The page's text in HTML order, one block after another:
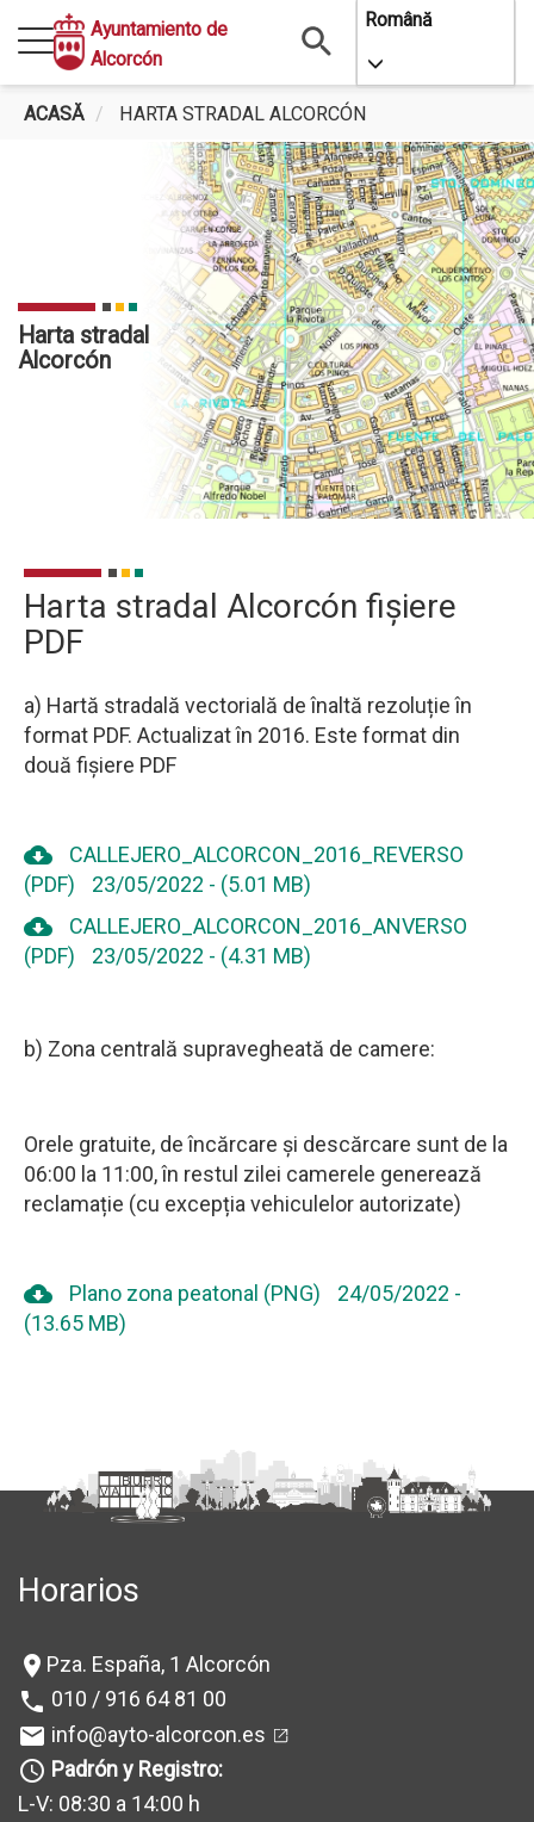
conţinutul
principal
Ayuntamiento de
Alcorcón
Română
Toggle
ACASĂ HARTA STRADAL ALCORCÓN
Harta stradal
Alcorcón
Harta stradal Alcorcón fișiere
PDF
a) Hartă stradală vectorială de înaltă rezoluție în
format PDF. Actualizat în 2016. Este format din
două fișiere PDF
cloud_download
CALLEJERO_ALCORCON_2016_REVERSO
(PDF)
23/05/2022 - (5.01 MB)
cloud_download
CALLEJERO_ALCORCON_2016_ANVERSO
(PDF)
23/05/2022 - (4.31 MB)
b) Zona centrală supravegheată de camere:
Orele gratuite, de încărcare și descărcare sunt de la
06:00 la 11:00, în restul zilei camerele generează
reclamație (cu excepția vehiculelor autorizate)
cloud_download Plano zona peatonal (PNG) 24/05/2022 -
(13.65 MB)
Horarios
location_on Pza. España, 1 Alcorcón
phone 010 / 916 64 81 00
mail info@ayto-alcorcon.es
query_builder Padrón y Registro:
L-V: 08:30 a 14:00 h